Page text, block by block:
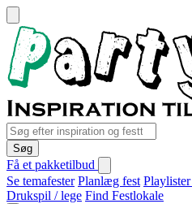
Søg
Få et pakketilbud
Se temafester Planlæg fest
Drukspil / lege Find Festlokale